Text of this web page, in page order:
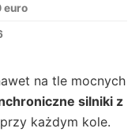
euro
na tle mocnych
silniki z
każdym kole.